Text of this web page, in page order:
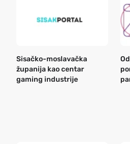
Sisačko-moslavačka
županija kao centar
gaming industrije